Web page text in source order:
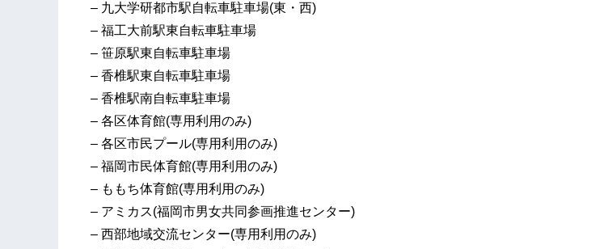
– 九大学研都市駅自転車駐車場(東・西)
– 福工大前駅東自転車駐車場
– 笹原駅東自転車駐車場
– 香椎駅東自転車駐車場
– 香椎駅南自転車駐車場
– 各区体育館(専用利用のみ)
– 各区市民プール(専用利用のみ)
– 福岡市民体育館(専用利用のみ)
– ももち体育館(専用利用のみ)
– アミカス(福岡市男女共同参画推進センター)
– 西部地域交流センター(専用利用のみ)